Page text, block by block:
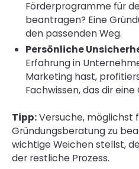
Förderprogramme für
beantragen? Eine
den passenden Weg.
Persönliche
Erfahrung in
Marketing hast,
Fachwissen, das dir
Tipp:Versuche, möglichst
Gründungsberatung zu
wichtige Weichen stellst,
der restliche Prozess.